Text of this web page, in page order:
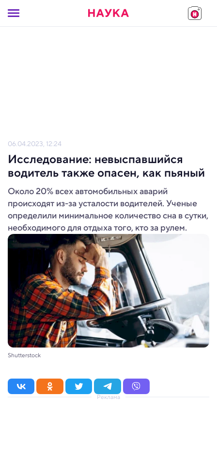
06.04.2023, 12:24
Исследование: невыспавшийся
водитель также опасен, как пьяный
Около 20% всех автомобильных аварий
происходят из-за усталости водителей. Ученые
определили минимальное количество сна в сутки,
необходимого для отдыха того, кто за рулем.
Shutterstock
Реклама